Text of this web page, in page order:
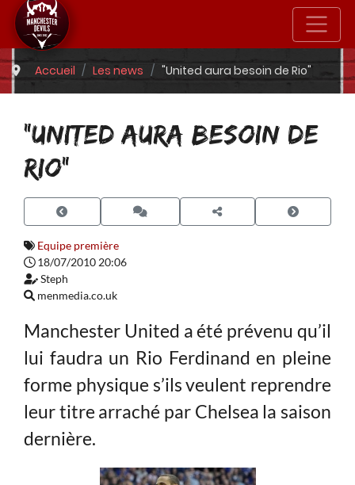
Accueil Les news "United aura besoin de Rio"
"UNITED AURA BESOIN DE
RIO"
Equipe première
18/07/2010 20:06
Steph
menmedia.co.uk
Manchester United a été prévenu qu’il
lui faudra un Rio Ferdinand en pleine
forme physique s’ils veulent reprendre
leur titre arraché par Chelsea la saison
dernière.